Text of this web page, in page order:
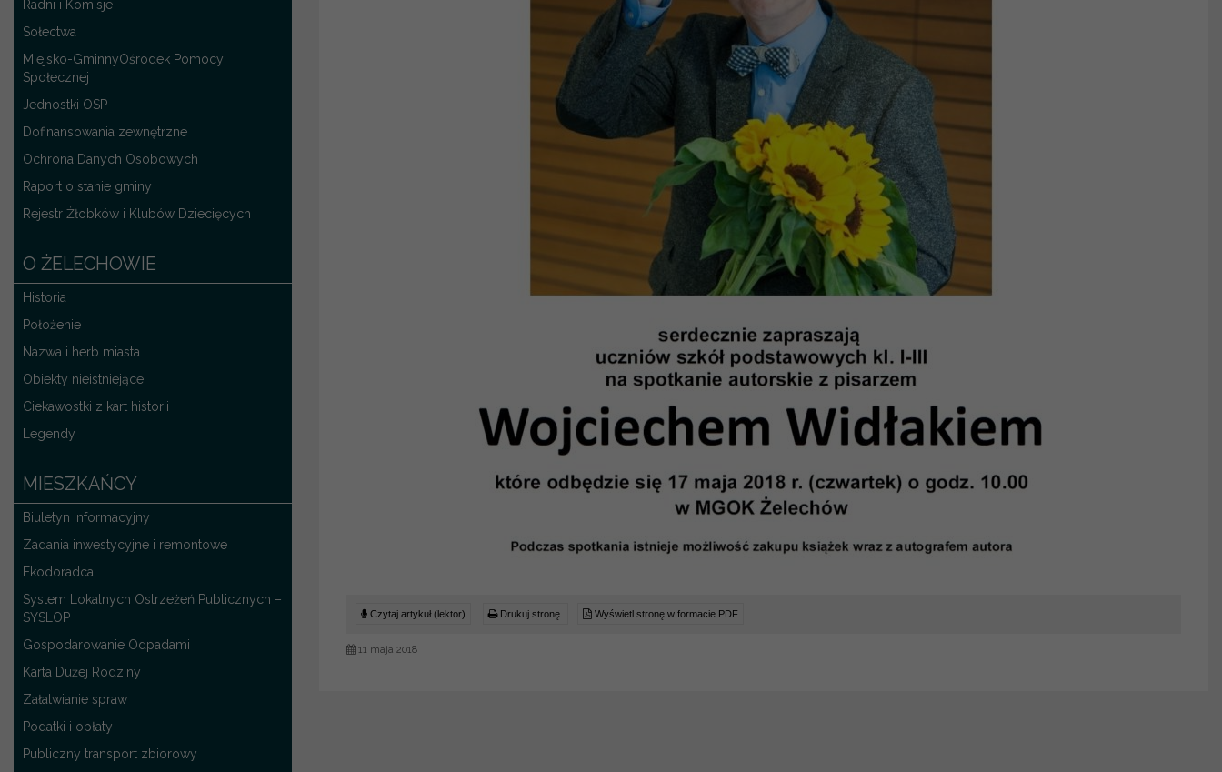
Radni i Komisje
Sołectwa
Miejsko-GminnyOśrodek Pomocy
Społecznej
Jednostki OSP
Dofinansowania zewnętrzne
Ochrona Danych Osobowych
Raport o stanie gminy
Rejestr Żłobków i Klubów Dziecięcych
O ŻELECHOWIE
Historia
Położenie
Nazwa i herb miasta
Obiekty nieistniejące
Ciekawostki z kart historii
Legendy
MIESZKAŃCY
Biuletyn Informacyjny
Zadania inwestycyjne i remontowe
Ekodoradca
System Lokalnych Ostrzeżeń Publicznych –
SYSLOP
Gospodarowanie Odpadami
Karta Dużej Rodziny
Załatwianie spraw
Podatki i opłaty
Publiczny transport zbiorowy
Czytaj artykuł (lektor) Drukuj stronę Wyświetl stronę w formacie PDF
11 maja 2018